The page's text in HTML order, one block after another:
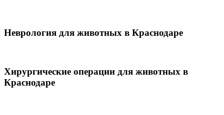
Неврология для животных в Краснодаре
Хирургические операции для животных в
Краснодаре